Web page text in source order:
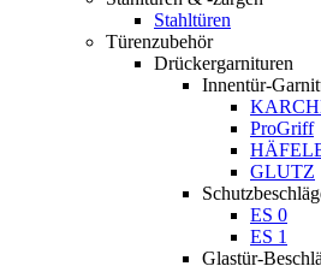
Stahltüren
Türenzubehör
Drückergarnituren
Innentür-
ProGriff
GLUTZ
ES 0
ES 1
Glastür-